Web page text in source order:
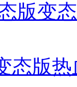
版变
态版